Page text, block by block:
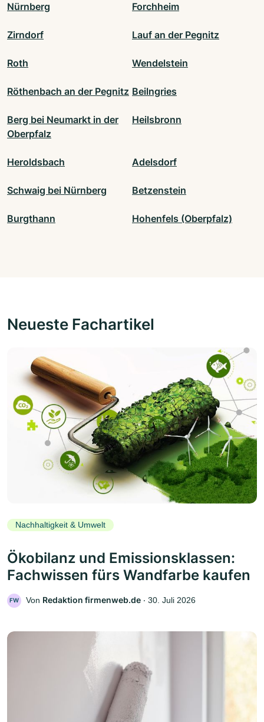
Nürnberg Forchheim
Zirndorf Lauf an der Pegnitz
Roth Wendelstein
Röthenbach an der Pegnitz Beilngries
Berg bei Neumarkt in der
Oberpfalz
Heilsbronn
Heroldsbach Adelsdorf
Schwaig bei Nürnberg Betzenstein
Burgthann Hohenfels (Oberpfalz)
Neueste Fachartikel
Nachhaltigkeit & Umwelt
Ökobilanz und Emissionsklassen:
Fachwissen fürs Wandfarbe kaufen
FW Von Redaktion firmenweb.de ‧ 30. Juli 2026